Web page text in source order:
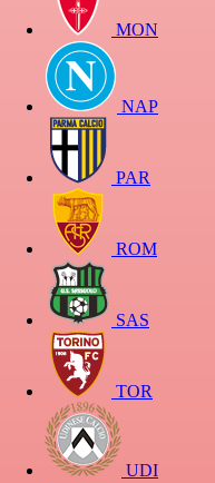
MON
NAP
PAR
ROM
SAS
TOR
UDI